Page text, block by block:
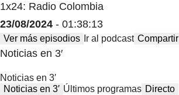
1x24: Radio Colombia
23/08/2024 - 01:38:13
Ver más episodios Ir al podcast Compartir
Noticias en 3′
Noticias en 3′
Noticias en 3′ Últimos programas Directo